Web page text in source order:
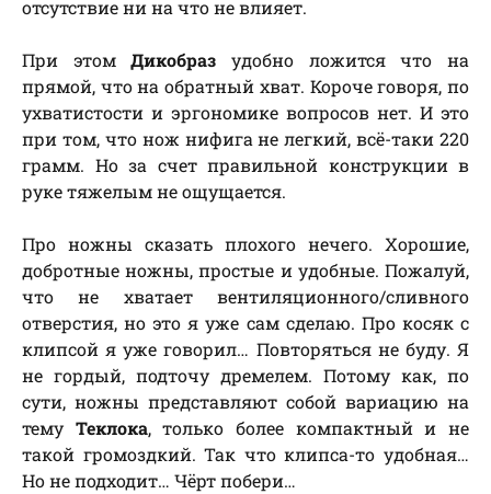
отсутствие ни на что не влияет.
При этомДикобраз удобно ложится что на
прямой, что на обратный хват. Короче говоря, по
ухватистости и эргономике вопросов нет. И это
при том, что нож нифига не легкий, всё-таки 220
грамм. Но за счет правильной конструкции в
руке тяжелым не ощущается.
Про ножны сказать плохого нечего. Хорошие,
добротные ножны, простые и удобные. Пожалуй,
что не хватает вентиляционного/сливного
отверстия, но это я уже сам сделаю. Про косяк с
клипсой я уже говорил… Повторяться не буду. Я
не гордый, подточу дремелем. Потому как, по
сути, ножны представляют собой вариацию на
тему Теклока, только более компактный и не
такой громоздкий. Так что клипса-то удобная…
Но не подходит… Чёрт побери…